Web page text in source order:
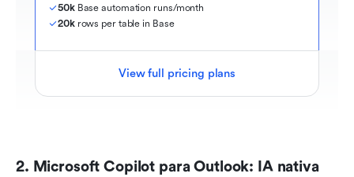
50k Base automation runs/month
20k rows per table in Base
View full pricing plans
2. Microsoft Copilot para Outlook: IA nativa